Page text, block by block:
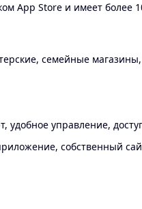
App Store и имеет более
семейные
удобное управление,
собственный